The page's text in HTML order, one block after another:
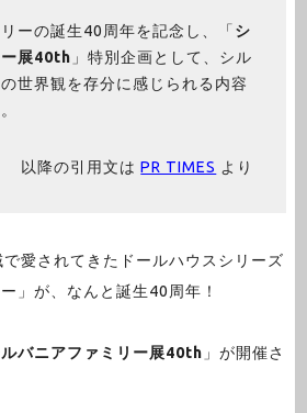
ーの誕生40周年を記念し、「 シ
ー展40th 」特別企画として、シル
世界観を存分に感じられる内容
以降の引用文はPR TIMES より
愛されてきたドールハウスシリーズ
」が、なんと誕生40周年！
バニアファミリー展40th 」が開催さ